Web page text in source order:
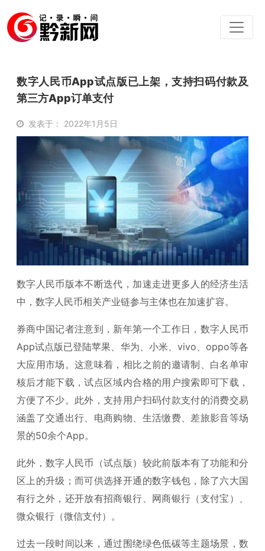
数字人民币App试点版已上架，支持扫码付款及
第三方App订单支付
发表于： 2022年1月5日
数字人民币版本不断迭代，加速走进更多人的经济生活
中，数字人民币相关产业链参与主体也在加速扩容。
券商中国记者注意到，新年第一个工作日，数字人民币
App试点版已登陆苹果、华为、小米、vivo、oppo等各
大应用市场。这意味着，相比之前的邀请制、白名单审
核后才能下载，试点区域内合格的用户搜索即可下载，
方便了不少。此外，支持用户扫码付款支付的消费交易
涵盖了交通出行、电商购物、生活缴费、差旅影音等场
景的50余个App。
此外，数字人民币（试点版）较此前版本有了功能和分
区上的升级；而可供选择开通的数字钱包，除了六大国
有行之外，还开放有招商银行、网商银行（支付宝）、
微众银行（微信支付）。
过去一段时间以来，通过围绕绿色低碳等主题场景，数